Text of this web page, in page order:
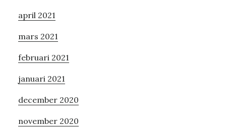
april 2021
mars 2021
februari 2021
januari 2021
december 2020
november 2020